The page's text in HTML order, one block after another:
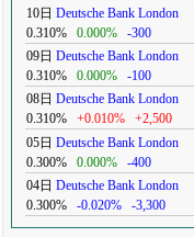
10日 Deutsche Bank London
0.310%
0.000% -300
09日 Deutsche Bank London
0.310%
0.000% -100
08日 Deutsche Bank London
0.310%
+0.010% +2,500
05日 Deutsche Bank London
0.300%
0.000% -400
04日 Deutsche Bank London
0.300%
-0.020% -3,300